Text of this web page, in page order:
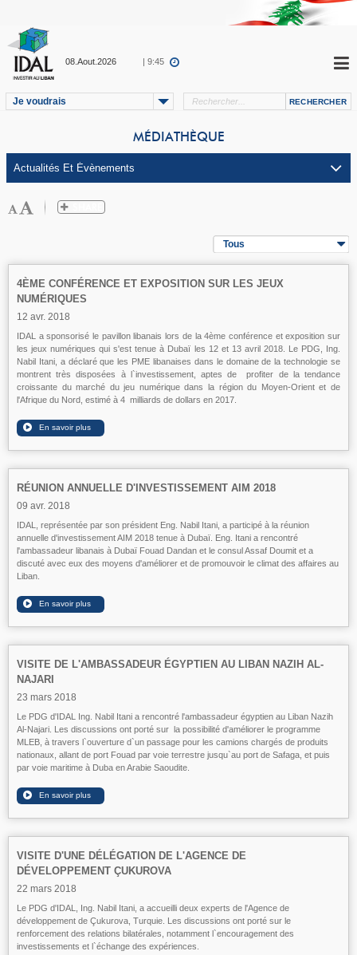
08.Aout.2026 | 9:45
Je voudrais
MÉDIATHÈQUE
Tous
4ÈME CONFÉRENCE ET EXPOSITION SUR LES JEUX
NUMÉRIQUES
12 avr. 2018
IDAL a sponsorisé le pavillon libanais lors de la 4ème conférence et exposition sur
les jeux numériques qui s'est tenue à Dubaï les 12 et 13 avril 2018. Le PDG, Ing.
Nabil Itani, a déclaré que les PME libanaises dans le domaine de la technologie se
montrent très disposées à l`investissement, aptes de profiter de la tendance
croissante du marché du jeu numérique dans la région du Moyen-Orient et de
l'Afrique du Nord, estimé à 4 milliards de dollars en 2017.
RÉUNION ANNUELLE D'INVESTISSEMENT AIM 2018
09 avr. 2018
IDAL, représentée par son président Eng. Nabil Itani, a participé à la réunion
annuelle d'investissement AIM 2018 tenue à Dubaï. Eng. Itani a rencontré
l'ambassadeur libanais à Dubaï Fouad Dandan et le consul Assaf Doumit et a
discuté avec eux des moyens d'améliorer et de promouvoir le climat des affaires au
Liban.
VISITE DE L'AMBASSADEUR ÉGYPTIEN AU LIBAN NAZIH AL-
NAJARI
23 mars 2018
Le PDG d'IDAL Ing. Nabil Itani a rencontré l'ambassadeur égyptien au Liban Nazih
Al-Najari. Les discussions ont porté sur la possibilité d'améliorer le programme
MLEB, à travers l`ouverture d`un passage pour les camions chargés de produits
nationaux, allant de port Fouad par voie terrestre jusqu`au port de Safaga, et puis
par voie maritime à Duba en Arabie Saoudite.
VISITE D'UNE DÉLÉGATION DE L'AGENCE DE
DÉVELOPPEMENT ÇUKUROVA
22 mars 2018
Le PDG d'IDAL, Ing. Nabil Itani, a accueilli deux experts de l'Agence de
développement de Çukurova, Turquie. Les discussions ont porté sur le
renforcement des relations bilatérales, notamment l`encouragement des
investissements et l`échange des expériences.